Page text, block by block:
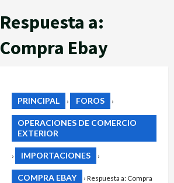
Respuesta a:
Compra Ebay
PRINCIPAL › FOROS ›
OPERACIONES DE COMERCIO
EXTERIOR
› IMPORTACIONES ›
COMPRA EBAY › Respuesta a: Compra